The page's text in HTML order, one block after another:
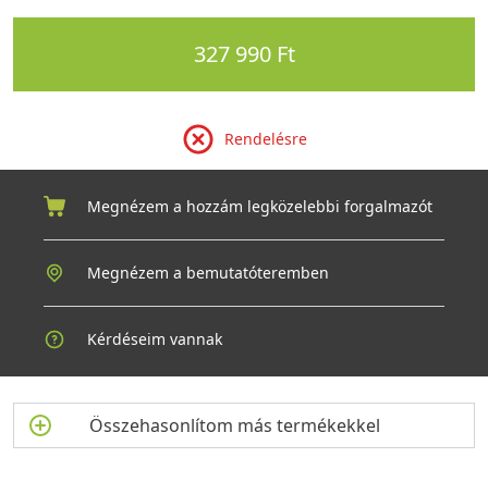
327 990 Ft
Rendelésre
Megnézem a hozzám legközelebbi forgalmazót
Megnézem a bemutatóteremben
Kérdéseim vannak
Összehasonlítom más termékekkel